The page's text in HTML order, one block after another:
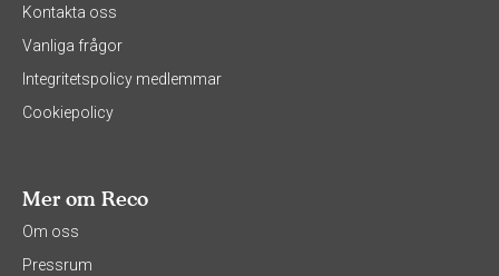
Kontakta oss
Vanliga frågor
Integritetspolicy medlemmar
Cookiepolicy
Mer om Reco
Om oss
Pressrum